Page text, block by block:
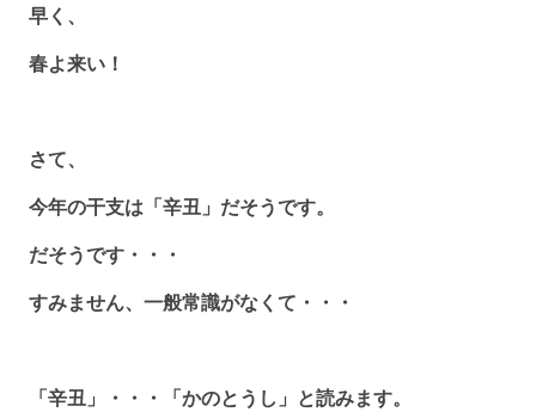
早く、
春よ来い！
さて、
今年の干支は「辛丑」だそうです。
だそうです・・・
すみません、一般常識がなくて・・・
「辛丑」・・・「かのとうし」と読みます。